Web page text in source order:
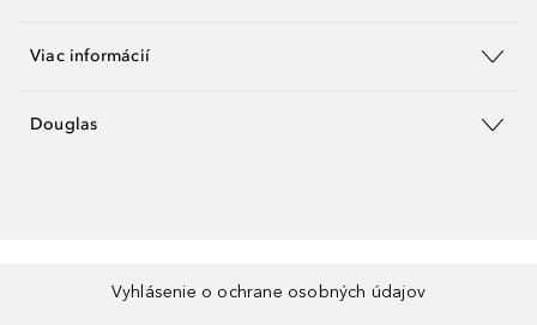
Viac informácií
Douglas
Vyhlásenie o ochrane osobných údajov